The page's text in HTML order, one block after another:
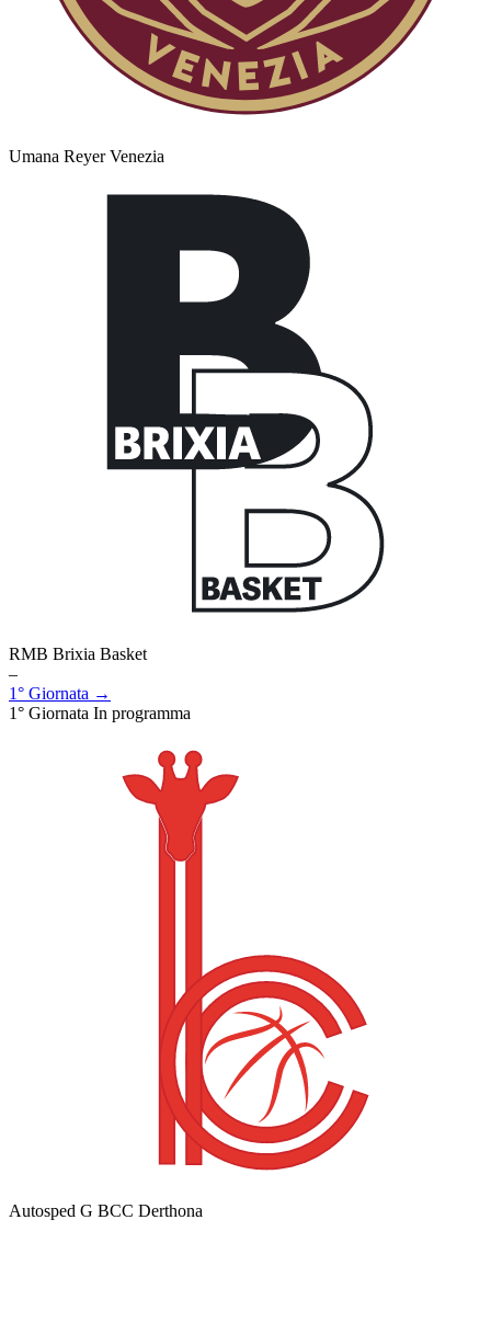
Umana Reyer Venezia
RMB Brixia Basket
–
1° Giornata →
1° Giornata In programma
Autosped G BCC Derthona